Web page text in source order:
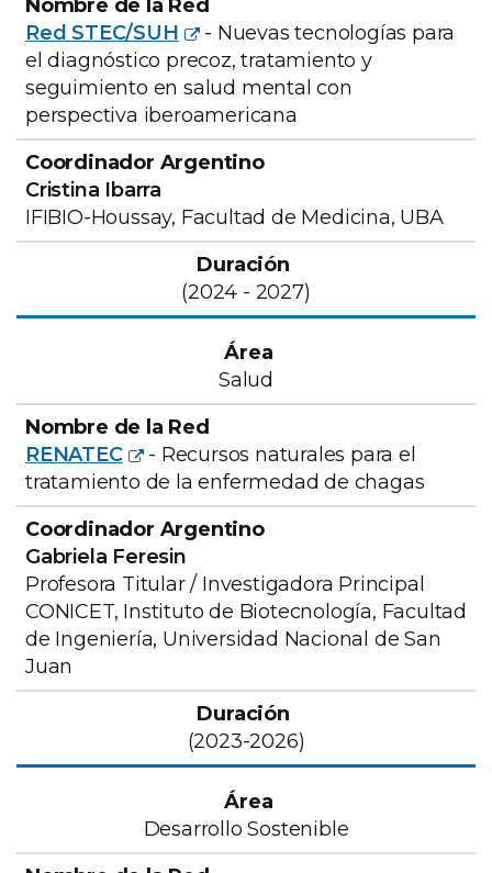
Red STEC/SUH
- Nuevas tecnologías para
el diagnóstico precoz, tratamiento y
seguimiento en salud mental con
perspectiva iberoamericana
Cristina Ibarra
IFIBIO-Houssay, Facultad de Medicina, UBA
(2024 - 2027)
Salud
RENATEC
- Recursos naturales para el
tratamiento de la enfermedad de chagas
Gabriela Feresin
Profesora Titular / Investigadora Principal
CONICET, Instituto de Biotecnología, Facultad
de Ingeniería, Universidad Nacional de San
Juan
(2023-2026)
Desarrollo Sostenible